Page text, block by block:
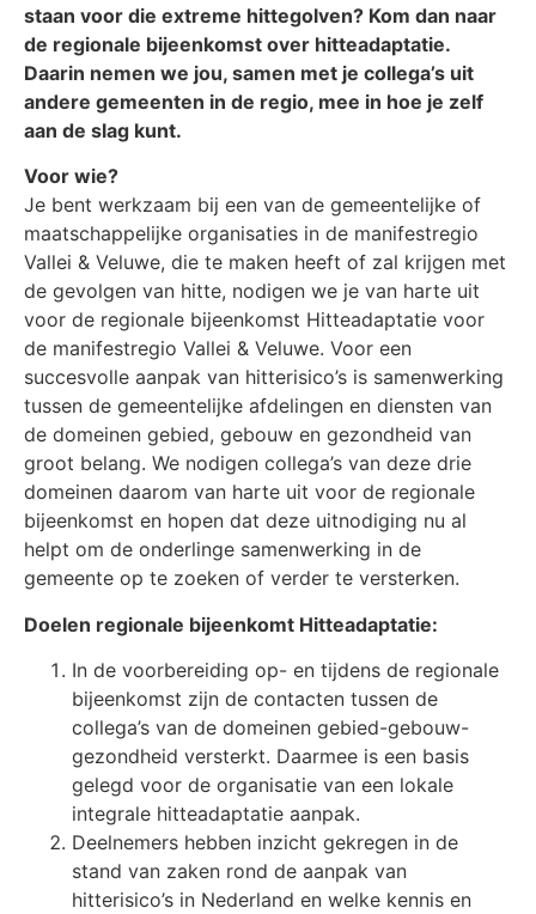
staan voor die extreme hittegolven? Kom dan naar
de regionale bijeenkomst over hitteadaptatie.
Daarin nemen we jou, samen met je collega’s uit
andere gemeenten in de regio, mee in hoe je zelf
aan de slag kunt.
Voor wie?
Je bent werkzaam bij een van de gemeentelijke of
maatschappelijke organisaties in de manifestregio
Vallei & Veluwe, die te maken heeft of zal krijgen met
de gevolgen van hitte, nodigen we je van harte uit
voor de regionale bijeenkomst Hitteadaptatie voor
de manifestregio Vallei & Veluwe. Voor een
succesvolle aanpak van hitterisico’s is samenwerking
tussen de gemeentelijke afdelingen en diensten van
de domeinen gebied, gebouw en gezondheid van
groot belang. We nodigen collega’s van deze drie
domeinen daarom van harte uit voor de regionale
bijeenkomst en hopen dat deze uitnodiging nu al
helpt om de onderlinge samenwerking in de
gemeente op te zoeken of verder te versterken.
Doelen regionale bijeenkomt Hitteadaptatie:
In de voorbereiding op- en tijdens de regionale
bijeenkomst zijn de contacten tussen de
collega’s van de domeinen gebied-gebouw-
gezondheid versterkt. Daarmee is een basis
gelegd voor de organisatie van een lokale
integrale hitteadaptatie aanpak.
Deelnemers hebben inzicht gekregen in de
stand van zaken rond de aanpak van
hitterisico’s in Nederland en welke kennis en